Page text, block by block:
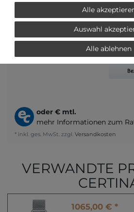
IN DEN
oder
oder € mtl.
mehr Informationen zum
* inkl. ges. MwSt. zzgl. Versandkosten
VERWANDTE
1065,00 € *
Alle
Auswahl
Alle ablehnen